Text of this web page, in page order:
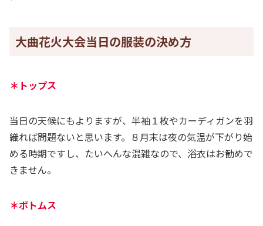
大曲花火大会当日の服装の決め方
＊トップス
当日の天候にもよりますが、半袖１枚やカーディガンを羽
織れば問題ないと思います。８月末は夜の気温が下がり始
める時期ですし、たいへんな混雑なので、浴衣はお勧めで
きません。
＊ボトムス